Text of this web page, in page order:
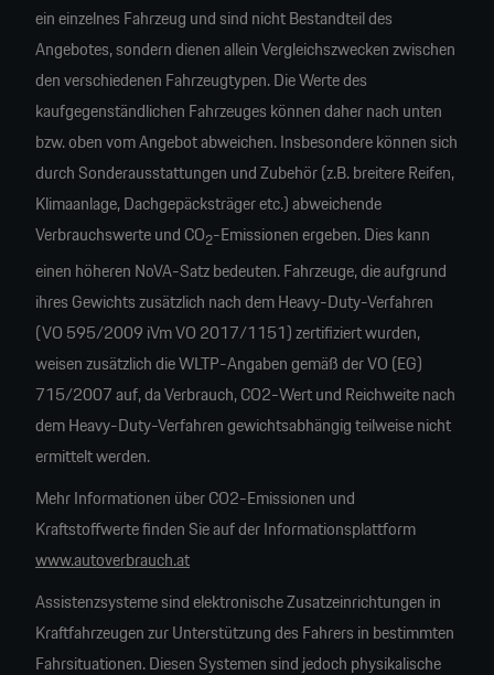
ein einzelnes Fahrzeug und sind nicht Bestandteil des
Angebotes, sondern dienen allein Vergleichszwecken zwischen
den verschiedenen Fahrzeugtypen. Die Werte des
kaufgegenständlichen Fahrzeuges können daher nach unten
bzw. oben vom Angebot abweichen. Insbesondere können sich
durch Sonderausstattungen und Zubehör (z.B. breitere Reifen,
Klimaanlage, Dachgepäcksträger etc.) abweichende
Verbrauchswerte und CO2-Emissionen ergeben. Dies kann
einen höheren NoVA-Satz bedeuten. Fahrzeuge, die aufgrund
ihres Gewichts zusätzlich nach dem Heavy-Duty-Verfahren
(VO 595/2009 iVm VO 2017/1151) zertifiziert wurden,
weisen zusätzlich die WLTP-Angaben gemäß der VO (EG)
715/2007 auf, da Verbrauch, CO2-Wert und Reichweite nach
dem Heavy-Duty-Verfahren gewichtsabhängig teilweise nicht
ermittelt werden.
Mehr Informationen über CO2-Emissionen und
Kraftstoffwerte finden Sie auf der Informationsplattform
www.autoverbrauch.at
Assistenzsysteme sind elektronische Zusatzeinrichtungen in
Kraftfahrzeugen zur Unterstützung des Fahrers in bestimmten
Fahrsituationen. Diesen Systemen sind jedoch physikalische